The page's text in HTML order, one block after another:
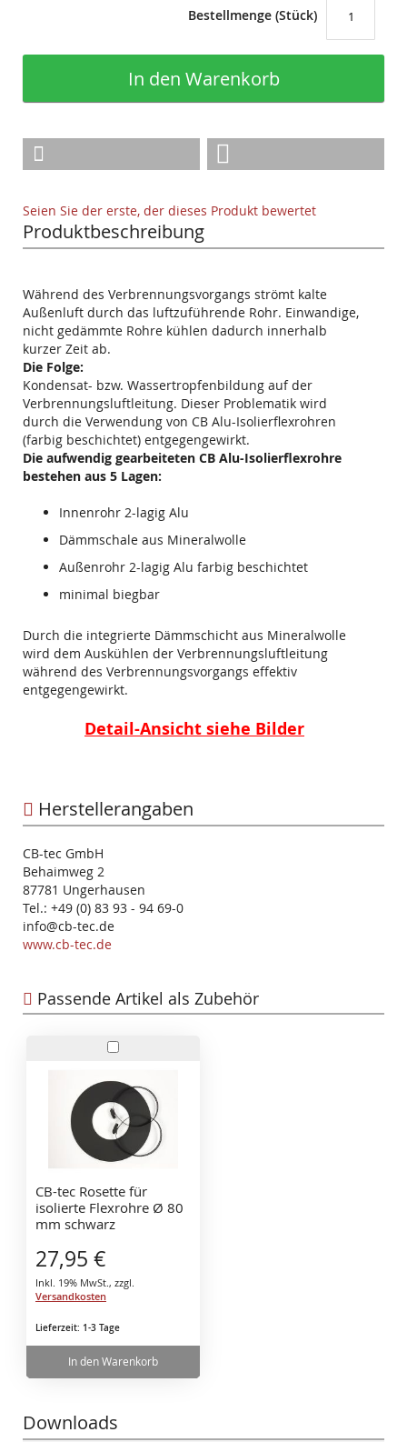
Bestellmenge (Stück)
In den Warenkorb
Seien Sie der erste, der dieses Produkt bewertet
Produktbeschreibung
Während des Verbrennungsvorgangs strömt kalte
Außenluft durch das luftzuführende Rohr. Einwandige,
nicht gedämmte Rohre kühlen dadurch innerhalb
kurzer Zeit ab.
Die Folge:
Kondensat- bzw. Wassertropfenbildung auf der
Verbrennungsluftleitung. Dieser Problematik wird
durch die Verwendung von CB Alu-Isolierflexrohren
(farbig beschichtet) entgegengewirkt.
Die aufwendig gearbeiteten CB Alu-Isolierflexrohre
bestehen aus 5 Lagen:
Innenrohr 2-lagig Alu
Dämmschale aus Mineralwolle
Außenrohr 2-lagig Alu farbig beschichtet
minimal biegbar
Durch die integrierte Dämmschicht aus Mineralwolle
wird dem Auskühlen der Verbrennungsluftleitung
während des Verbrennungsvorgangs effektiv
entgegengewirkt.
Detail-Ansicht siehe Bilder
Herstellerangaben
CB-tec GmbH
Behaimweg 2
87781 Ungerhausen
Tel.: +49 (0) 83 93 - 94 69-0
info@cb-tec.de
www.cb-tec.de
Passende Artikel als Zubehör
In
Warenkorb
CB-tec Rosette für
isolierte Flexrohre Ø 80
mm schwarz
27,95 €
Inkl. 19% MwSt. , zzgl.
Versandkosten
Lieferzeit: 1-3 Tage
In den Warenkorb
Downloads